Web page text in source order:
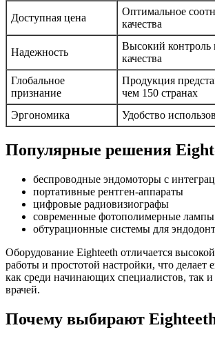
Доступная цена
Оптимальное
качества
Надежность
Высокий контроль
качества
Глобальное
признание
Продукция
чем 150 странах
Эргономика
Удобство
Популярные решения
беспроводные эндомоторы с
портативные рентген-аппараты
цифровые радиовизиографы
современные фотополимерные лампы
обтурационные системы для
Оборудование Eighteeth отличается
работы и простотой настройки, что делает
как среди начинающих специалистов, так
врачей.
Почему выбирают